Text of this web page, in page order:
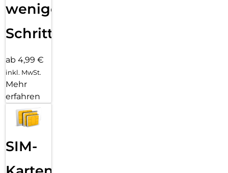
wenigen
Schritten
ab 4,99 €
inkl. MwSt.
Mehr
erfahren
SIM-